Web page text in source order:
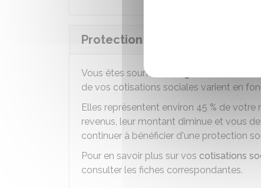
Protection sociale de
Vous êtes soumis au
de vos cotisations sociales varient en
Elles représentent environ 45 % de votre
revenus, leur montant diminue et vous
continuer à bénéficier d'une protection
Pour en savoir plus sur vos cotisations
consulter les fiches correspondantes.